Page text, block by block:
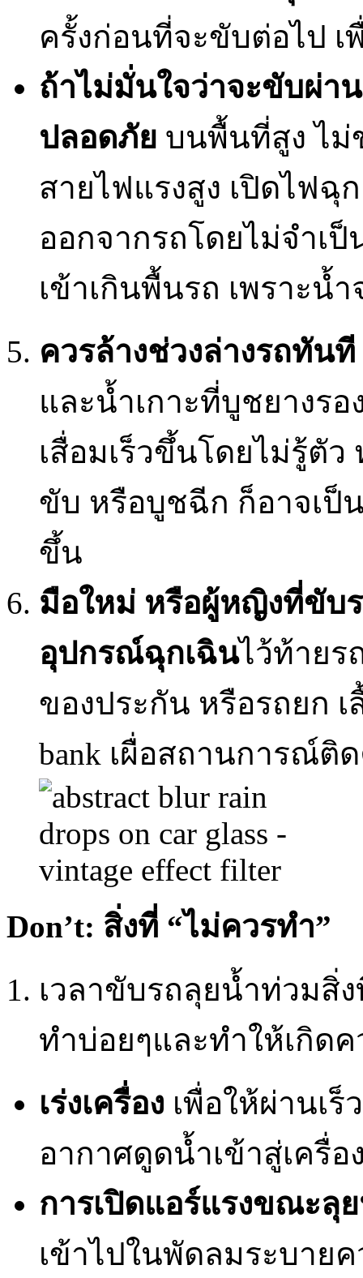
ครั้งก่อนที่จะขับต่อไป เ
ถ้าไม่มั่นใจว่าจะขับผ่า
ปลอดภัย บนพื้นที่สูง ไม่
สายไฟแรงสูง เปิดไฟฉุ
ออกจากรถโดยไม่จำเ
เข้าเกินพื้นรถ เพราะน้
ควรล้างช่วงล่างรถทันที
และน้ำเกาะที่บูชยางร
เสื่อมเร็วขึ้นโดยไม่รู้ตั
ขับ หรือบูชฉีก ก็อาจเป็
ขึ้น
มือใหม่ หรือผู้หญิงที่ขับ
อุปกรณ์ฉุกเฉินไว้ท้ายร
ของประกัน หรือรถยก
bank เผื่อสถานการณ์ติ
Don’t: สิ่งที่ “ไม่ควรทำ”
เวลาขับรถลุยน้ำท่วมสิ่
ทำบ่อยๆและทำให้เกิด
เร่งเครื่อง เพื่อให้ผ่านเ
อากาศดูดน้ำเข้าสู่เครื่อ
การเปิดแอร์แรงขณะลุ
เข้าไปในพัดลมระบาย